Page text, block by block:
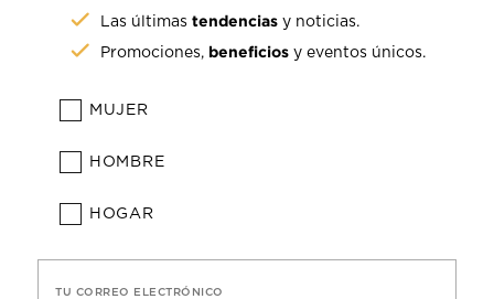
Las últimastendencias y noticias.
Promociones, beneficios y eventos únicos.
MUJER
HOMBRE
HOGAR
TU CORREO ELECTRÓNICO